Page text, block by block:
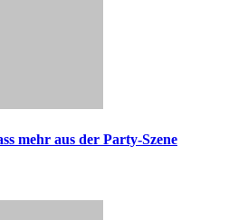
mehr aus der Party-Szene